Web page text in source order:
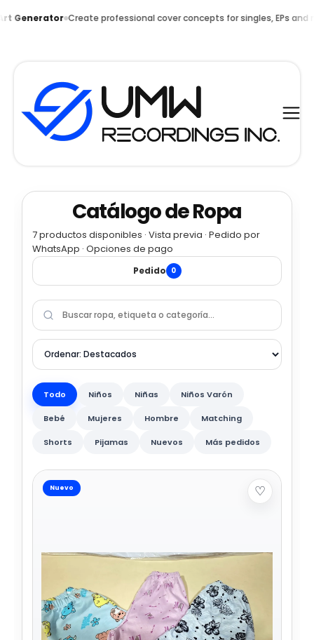
professional cover concepts for singles, EPs and music campaigns.
Catálogo de Ropa
7productos disponibles · Vista previa · Pedido por
WhatsApp · Opciones de pago
Pedido 0
Todo Niños Niñas Niños Varón
Bebé Mujeres Hombre Matching
Shorts Pijamas Nuevos Más pedidos
Nuevo ♡